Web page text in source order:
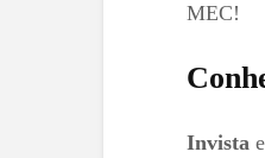
MEC!
Invista